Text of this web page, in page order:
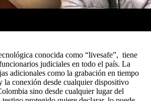
conocida como “livesafe”, tiene
judiciales en todo el país. La
adicionales como la grabación en tiempo
la conexión desde cualquier dispositivo
sino desde cualquier lugar del